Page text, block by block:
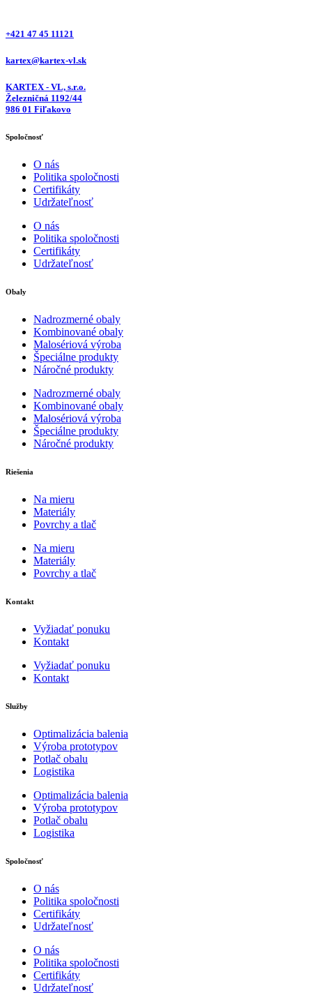
+421 47 45 11121
kartex@kartex-vl.sk
KARTEX - VL, s.r.o.
Železničná 1192/44
986 01 Fiľakovo
Spoločnosť
O nás
Politika spoločnosti
Certifikáty
Udržateľnosť
O nás
Politika spoločnosti
Certifikáty
Udržateľnosť
Obaly
Nadrozmerné obaly
Kombinované obaly
Malosériová výroba
Špeciálne produkty
Náročné produkty
Nadrozmerné obaly
Kombinované obaly
Malosériová výroba
Špeciálne produkty
Náročné produkty
Riešenia
Na mieru
Materiály
Povrchy a tlač
Na mieru
Materiály
Povrchy a tlač
Kontakt
Vyžiadať ponuku
Kontakt
Vyžiadať ponuku
Kontakt
Služby
Optimalizácia balenia
Výroba prototypov
Potlač obalu
Logistika
Optimalizácia balenia
Výroba prototypov
Potlač obalu
Logistika
Spoločnosť
O nás
Politika spoločnosti
Certifikáty
Udržateľnosť
O nás
Politika spoločnosti
Certifikáty
Udržateľnosť